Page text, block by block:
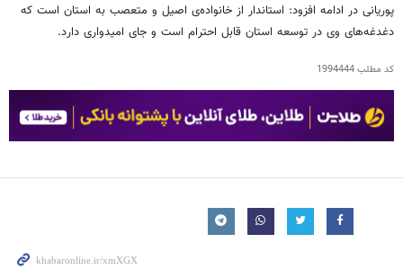
پوریانی در ادامه افزود: استاندار از خانواده‌ی اصیل و متعصب به استان است که
دغدغه‌های وی در توسعه‌ استان قابل احترام است و جای امیدواری دارد.
کد مطلب1994444